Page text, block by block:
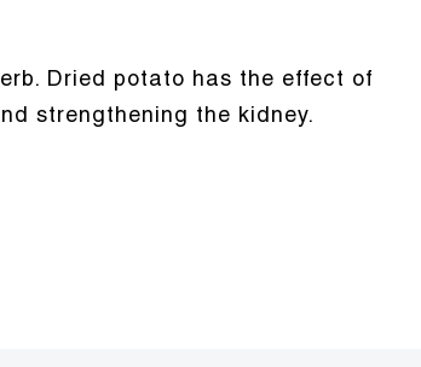
Dried potato has the effect of
strengthening the kidney.